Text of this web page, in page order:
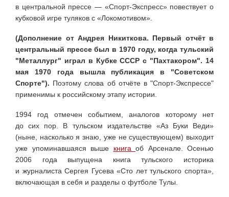
в центральной прессе — «Спорт-Экспресс» повествует о
кубковой игре туляков с «Локомотивом».
(Дополнение от Андрея Никиткова. Первый отчёт в
центральный прессе был в 1970 году, когда тульский
"Металлург" играл в Кубке СССР с "Пахтакором". 14
мая 1970 года вышла публикация в "Советском
Спорте"). Поэтому слова об отчёте в "Спорт-Экспрессе"
применимы к российскому этапу истории.
1994 год отмечен событием, аналогов которому нет
до сих пор. В тульском издательстве «Аз Буки Веди»
(ныне, насколько я знаю, уже не существующем) выходит
уже упоминавшаяся выше книга об Арсенале. Осенью
2006 года выпущена книга тульского историка
и журналиста Сергея Гусева «Сто лет тульского спорта»,
включающая в себя и разделы о футболе Тулы.